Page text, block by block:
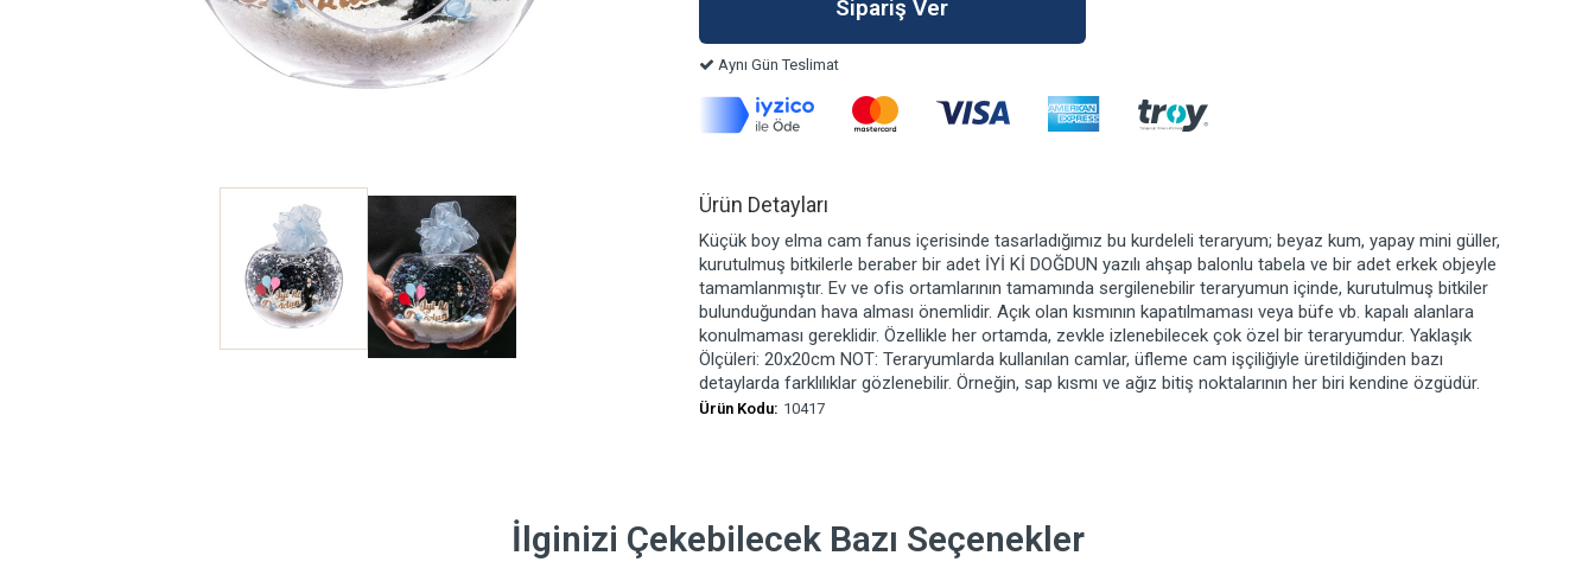
Aynı Gün Teslimat
Ürün Detayları
Küçük boy elma cam fanus içerisinde tasarladığımız bu kurdeleli teraryum; beyaz kum, yapay mini güller,
kurutulmuş bitkilerle beraber bir adet İYİ Kİ DOĞDUN yazılı ahşap balonlu tabela ve bir adet erkek objeyle
tamamlanmıştır. Ev ve ofis ortamlarının tamamında sergilenebilir teraryumun içinde, kurutulmuş bitkiler
bulunduğundan hava alması önemlidir. Açık olan kısmının kapatılmaması veya büfe vb. kapalı alanlara
konulmaması gereklidir. Özellikle her ortamda, zevkle izlenebilecek çok özel bir teraryumdur. Yaklaşık
Ölçüleri: 20x20cm NOT: Teraryumlarda kullanılan camlar, üfleme cam işçiliğiyle üretildiğinden bazı
detaylarda farklılıklar gözlenebilir. Örneğin, sap kısmı ve ağız bitiş noktalarının her biri kendine özgüdür.
Ürün Kodu: 10417
İlginizi Çekebilecek Bazı Seçenekler